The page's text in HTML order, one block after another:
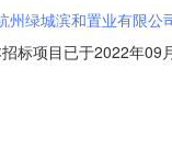
州绿城滨和置业有限公
标项目已于2022年
月）2.75元/月/m2